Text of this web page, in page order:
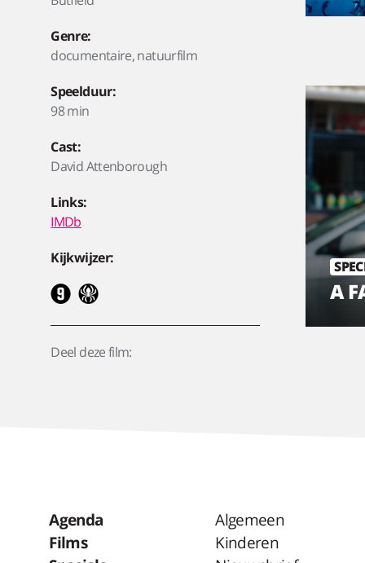
Genre:
documentaire, natuurfilm
Speelduur:
98 min
Cast:
David Attenborough
Links:
IMDb
Kijkwijzer:
Deel deze film:
A
Agenda
Films
Algemeen
Kinderen